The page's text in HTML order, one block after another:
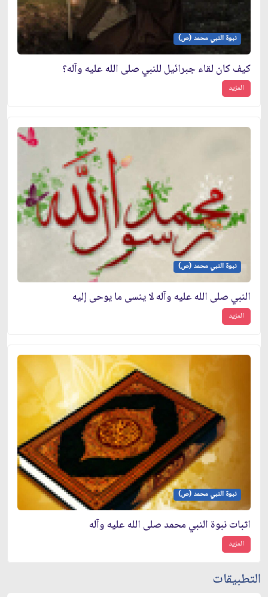
نبوة النبي محمد (ص)
كيف كان لقاء جبرائيل للنبي صلى الله عليه وآله؟
المزيد
نبوة النبي محمد (ص)
النبي صلى الله عليه وآله لا ينسى ما يوحى إليه
المزيد
نبوة النبي محمد (ص)
اثبات نبوة النبي محمد صلى الله عليه وآله
المزيد
التطبيقات